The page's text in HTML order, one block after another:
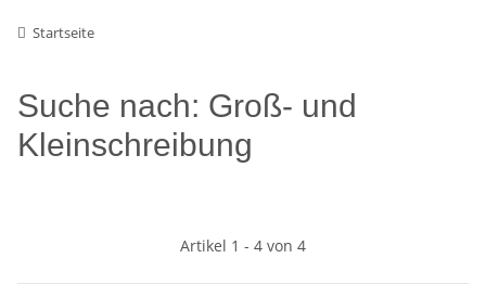
Startseite
Suche nach: Groß- und
Kleinschreibung
Artikel 1 - 4 von 4